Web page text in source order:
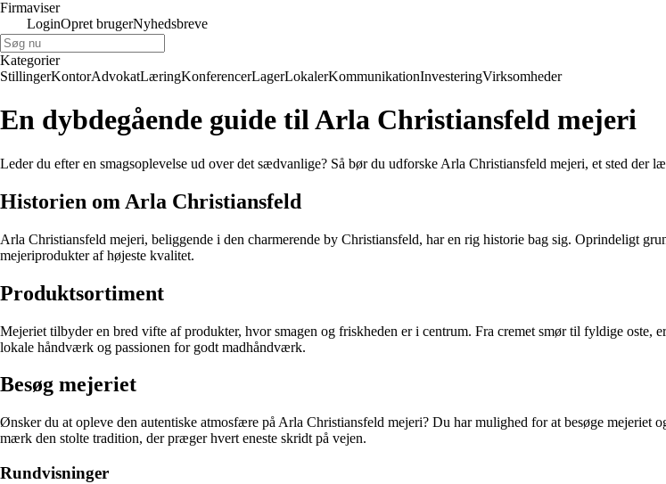
Firmaviser
LoginOpret brugerNyhedsbreve
Kategorier
StillingerKontorAdvokatLæringKonferencerLagerLokalerKommunikationInvesteringVirksomheder
En dybdegående guide til Arla Christiansfeld mejeri
Leder du efter en smagsoplevelse ud over det sædvanlige? Så bør du udforske Arla Christiansfeld mejeri, et sted
Historien om Arla Christiansfeld
Arla Christiansfeld mejeri, beliggende i den charmerende by Christiansfeld, har en rig historie bag sig. Oprindeligt
mejeriprodukter af højeste kvalitet.
Produktsortiment
Mejeriet tilbyder en bred vifte af produkter, hvor smagen og friskheden er i centrum. Fra cremet smør til fyldige
lokale håndværk og passionen for godt madhåndværk.
Besøg mejeriet
Ønsker du at opleve den autentiske atmosfære på Arla Christiansfeld mejeri? Du har mulighed for at besøge
mærk den stolte tradition, der præger hvert eneste skridt på vejen.
Rundvisninger